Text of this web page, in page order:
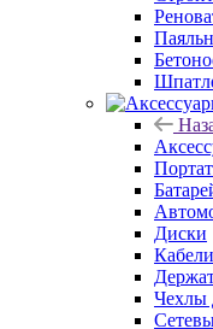
Диски
Кабели
Чехлы